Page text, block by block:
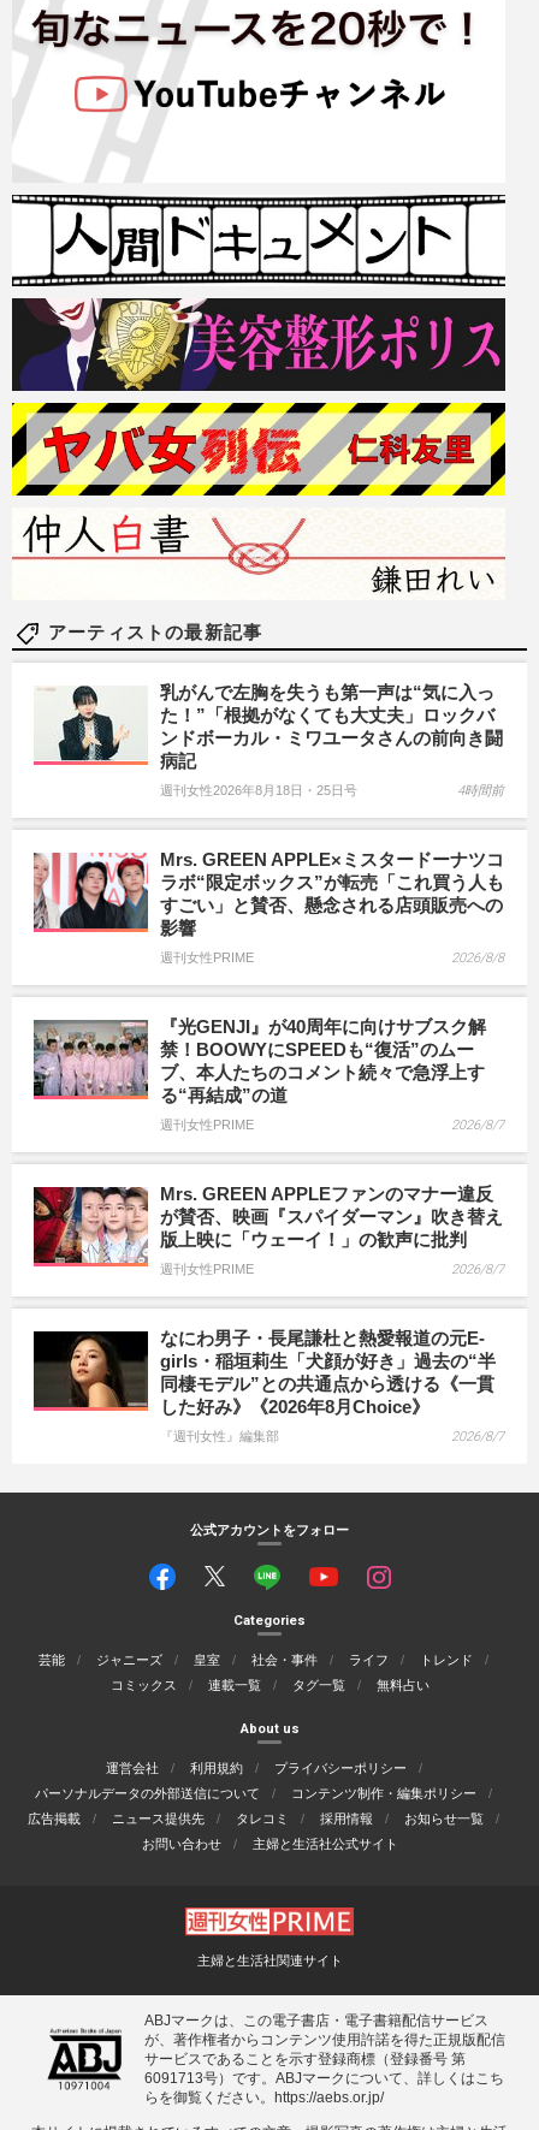
アーティストの最新記事
乳がんで左胸を失うも第一声は“気に入っ
た！”「根拠がなくても大丈夫」ロックバ
ンドボーカル・ミワユータさんの前向き闘
病記
週刊女性2026年8月18日・25日号 4時間前
Mrs. GREEN APPLE×ミスタードーナツコ
ラボ“限定ボックス”が転売「これ買う人も
すごい」と賛否、懸念される店頭販売への
影響
週刊女性PRIME 2026/8/8
『光GENJI』が40周年に向けサブスク解
禁！BOOWYにSPEEDも“復活”のムー
ブ、本人たちのコメント続々で急浮上す
る“再結成”の道
週刊女性PRIME 2026/8/7
Mrs. GREEN APPLEファンのマナー違反
が賛否、映画『スパイダーマン』吹き替え
版上映に「ウェーイ！」の歓声に批判
週刊女性PRIME 2026/8/7
なにわ男子・長尾謙杜と熱愛報道の元E-
girls・稲垣莉生「犬顔が好き」過去の“半
同棲モデル”との共通点から透ける《一貫
した好み》《2026年8月Choice》
『週刊女性』編集部 2026/8/7
公式アカウントをフォロー
Categories
芸能 ジャニーズ 皇室 社会・事件 ライフ
トレンド
コミックス
連載一覧 タグ一覧 無料占い
About us
運営会社 利用規約
プライバシーポリシー
パーソナルデータの外部送信について
コンテンツ制作・編集ポリシー
広告掲載
ニュース提供先 タレコミ 採用情報
お知らせ一覧
お問い合わせ
主婦と生活社公式サイト
主婦と生活社関連サイト
ABJマークは、この電子書店・電子書籍配信サービス
が、著作権者からコンテンツ使用許諾を得た正規版配信
サービスであることを示す登録商標（登録番号 第
6091713号）です。ABJマークについて、詳しくはこち
らを御覧ください。
https://aebs.or.jp/